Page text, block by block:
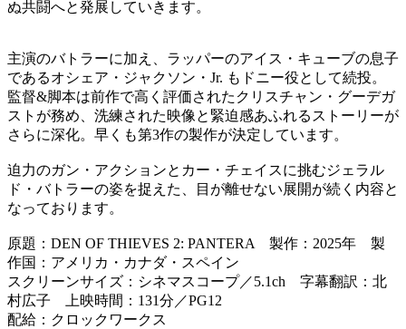
ぬ共闘へと発展していきます。
主演のバトラーに加え、ラッパーのアイス・キューブの息子
であるオシェア・ジャクソン・Jr. もドニー役として続投。
監督&脚本は前作で高く評価されたクリスチャン・グーデガ
ストが務め、洗練された映像と緊迫感あふれるストーリーが
さらに深化。早くも第3作の製作が決定しています。
迫力のガン・アクションとカー・チェイスに挑むジェラル
ド・バトラーの姿を捉えた、目が離せない展開が続く内容と
なっております。
原題：DEN OF THIEVES 2: PANTERA 製作：2025年 製
作国：アメリカ・カナダ・スペイン
スクリーンサイズ：シネマスコープ／5.1ch 字幕翻訳：北
村広子 上映時間：131分／PG12
配給：クロックワークス